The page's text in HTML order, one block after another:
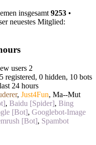
insgesamt 9253 •
neuestes Mitglied:
users 2
registered, 0 hidden, 10 bots
24 hours
, Just4Fun, Ma--Mut
, Baidu [Spider], Bing
[Bot], Googlebot-Image
[Bot], Spambot